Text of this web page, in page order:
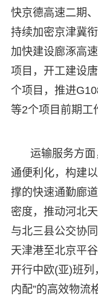
快京德高速二期
持续加密京津冀
加快建设廊涿高
项目，开工建设
个项目，推进
等2个项目前期工
运输服务方
通便利化，构建
撑的快速通勤廊
密度，推动河北
与北三县公交协
天津港至北京平
开行中欧(亚)班列
内配”的高效物流